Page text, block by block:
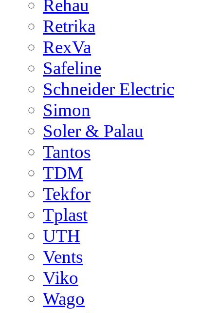
Rehau
Retrika
RexVa
Safeline
Schneider Electric
Simon
Soler & Palau
Tantos
TDM
Tekfor
Tplast
UTH
Vents
Viko
Wago